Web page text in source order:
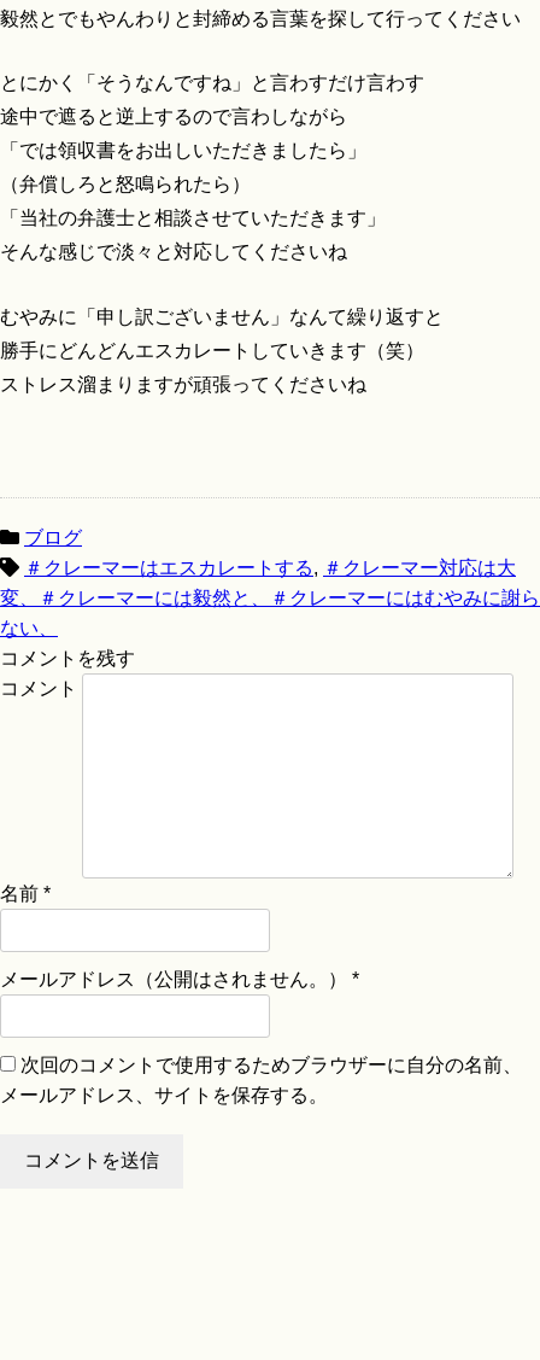
毅然とでもやんわりと封締める言葉を探して行ってください
とにかく「そうなんですね」と言わすだけ言わす
途中で遮ると逆上するので言わしながら
「では領収書をお出しいただきましたら」
（弁償しろと怒鳴られたら）
「当社の弁護士と相談させていただきます」
そんな感じで淡々と対応してくださいね
むやみに「申し訳ございません」なんて繰り返すと
勝手にどんどんエスカレートしていきます（笑）
ストレス溜まりますが頑張ってくださいね
ブログ
＃クレーマーはエスカレートする, ＃クレーマー対応は大
変、＃クレーマーには毅然と、＃クレーマーにはむやみに謝ら
ない、
コメントを残す
コメント
名前 *
メールアドレス（公開はされません。） *
次回のコメントで使用するためブラウザーに自分の名前、
メールアドレス、サイトを保存する。